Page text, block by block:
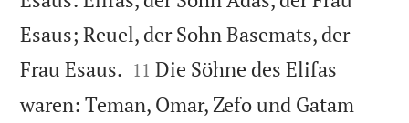
Esaus; Reuel, der Sohn Basemats, der
Frau Esaus. 

11 Die Söhne des Elifas
waren: Teman, Omar, Zefo und Gatam